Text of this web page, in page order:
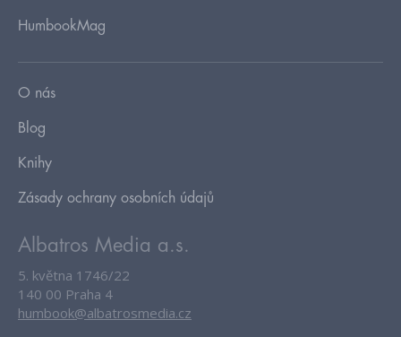
HumbookMag
O nás
Blog
Knihy
Zásady ochrany osobních údajů
Albatros Media a.s.
5. května 1746/22
140 00 Praha 4
humbook@albatrosmedia.cz